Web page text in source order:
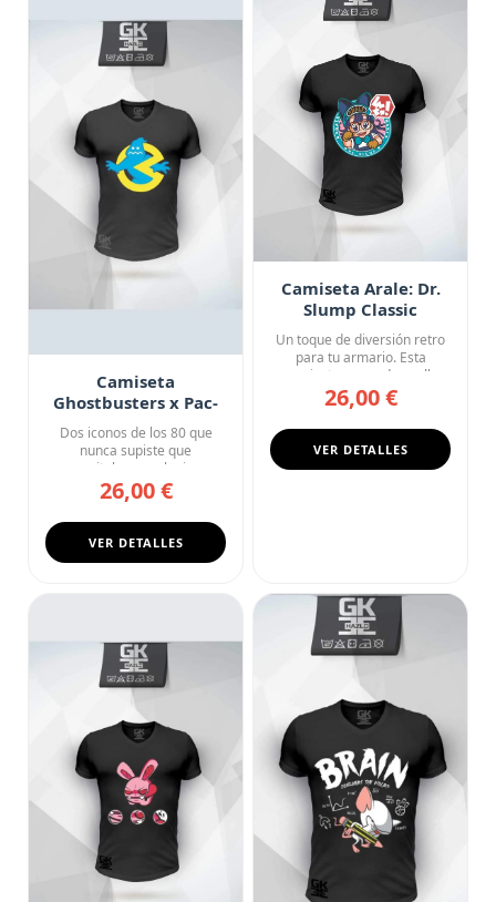
Camiseta
Ghostbusters x Pac-
Man: A Quién Vas a
Llamar
Dos iconos de los 80 que
nunca supiste que
necesitabas en el mismo
diseño. Ha...
26,00 €
VER DETALLES
Camiseta Arale: Dr.
Slump Classic
Un toque de diversión retro
para tu armario. Esta
camiseta negra de cuello
en...
26,00 €
VER DETALLES